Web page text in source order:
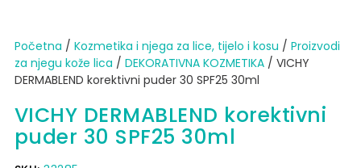
Početna / Kozmetika i njega za lice, tijelo i kosu / Proizvodi
za njegu kože lica / DEKORATIVNA KOZMETIKA/ VICHY
DERMABLEND korektivni puder 30 SPF25 30ml
VICHY DERMABLEND korektivni
puder 30 SPF25 30ml